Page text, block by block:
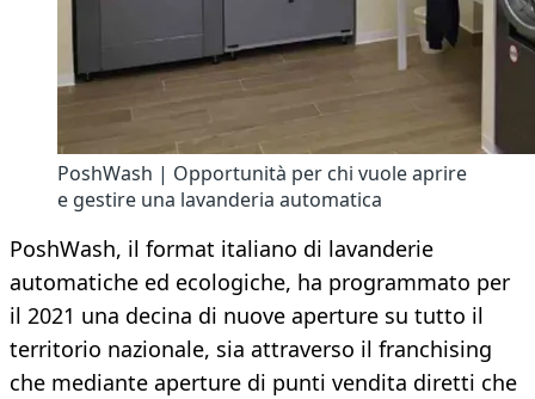
PoshWash | Opportunità per chi vuole aprire
e gestire una lavanderia automatica
PoshWash, il format italiano di lavanderie
automatiche ed ecologiche, ha programmato per
il 2021 una decina di nuove aperture su tutto il
territorio nazionale, sia attraverso il franchising
che mediante aperture di punti vendita diretti che